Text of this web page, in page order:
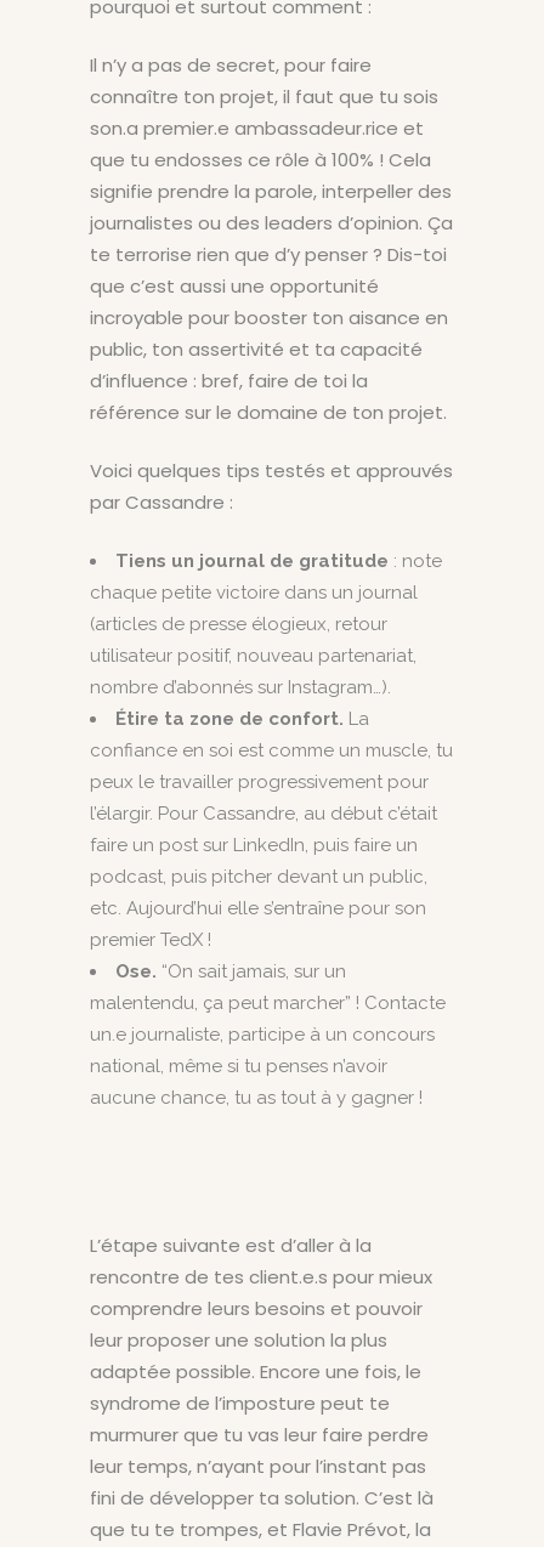
pourquoi et surtout comment :
Il n’y a pas de secret, pour faire
connaître ton projet, il faut que tu sois
son.a premier.e ambassadeur.rice et
que tu endosses ce rôle à 100% ! Cela
signifie prendre la parole, interpeller des
journalistes ou des leaders d’opinion. Ça
te terrorise rien que d’y penser ? Dis-toi
que c’est aussi une opportunité
incroyable pour booster ton aisance en
public, ton assertivité et ta capacité
d’influence : bref, faire de toi la
référence sur le domaine de ton projet.
Voici quelques tips testés et approuvés
par Cassandre :
Tiens un journal de gratitude : note
chaque petite victoire dans un journal
(articles de presse élogieux, retour
utilisateur positif, nouveau partenariat,
nombre d’abonnés sur Instagram…).
Étire ta zone de confort. La
confiance en soi est comme un muscle, tu
peux le travailler progressivement pour
l’élargir. Pour Cassandre, au début c’était
faire un post sur LinkedIn, puis faire un
podcast, puis pitcher devant un public,
etc. Aujourd’hui elle s’entraîne pour son
premier TedX !
Ose. “On sait jamais, sur un
malentendu, ça peut marcher” ! Contacte
un.e journaliste, participe à un concours
national, même si tu penses n’avoir
aucune chance, tu as tout à y gagner !
L’étape suivante est d’aller à la
rencontre de tes client.e.s pour mieux
comprendre leurs besoins et pouvoir
leur proposer une solution la plus
adaptée possible. Encore une fois, le
syndrome de l’imposture peut te
murmurer que tu vas leur faire perdre
leur temps, n’ayant pour l’instant pas
fini de développer ta solution. C’est là
que tu te trompes, et Flavie Prévot, la